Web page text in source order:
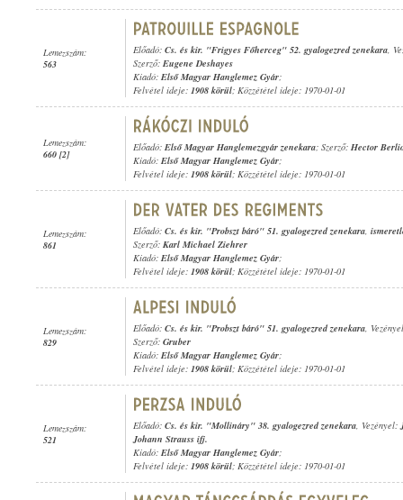
Lemezszám:
563
Előadó: Cs. és kir. "Frigyes Főherceg" 52. gyalogezred zenekara,
Szerző: Eugene Deshayes
Kiadó: Első Magyar Hanglemez Gyár;
Felvétel ideje: 1908 körül; Közzététel ideje: 1970-01-01
Lemezszám:
660 [2]
Előadó: Első Magyar Hanglemezgyár zenekara; Szerző: Hector
Kiadó: Első Magyar Hanglemez Gyár;
Felvétel ideje: 1908 körül; Közzététel ideje: 1970-01-01
Lemezszám:
861
Előadó: Cs. és kir. "Probszt báró" 51. gyalogezred zenekara,
Szerző: Karl Michael Ziehrer
Kiadó: Első Magyar Hanglemez Gyár;
Felvétel ideje: 1908 körül; Közzététel ideje: 1970-01-01
Lemezszám:
829
Előadó: Cs. és kir. "Probszt báró" 51. gyalogezred zenekara,
Szerző: Gruber
Kiadó: Első Magyar Hanglemez Gyár;
Felvétel ideje: 1908 körül; Közzététel ideje: 1970-01-01
Lemezszám:
521
Előadó: Cs. és kir. "Mollináry" 38. gyalogezred zenekara, Vezényel:
Johann Strauss ifj.
Kiadó: Első Magyar Hanglemez Gyár;
Felvétel ideje: 1908 körül; Közzététel ideje: 1970-01-01